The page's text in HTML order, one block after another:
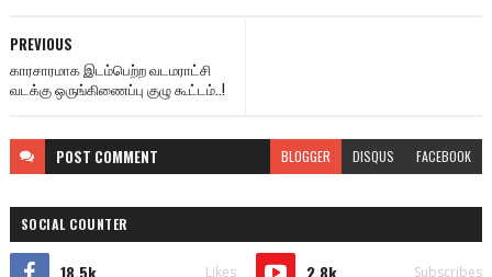
PREVIOUS
காரசாரமாக இடம்பெற்ற வடமராட்சி
வடக்கு ஒருங்கிணைப்பு குழு கூட்டம்..!
POST COMMENT BLOGGER DISQUS FACEBOOK
SOCIAL COUNTER
18.5k Likes 2.8k Subscribes